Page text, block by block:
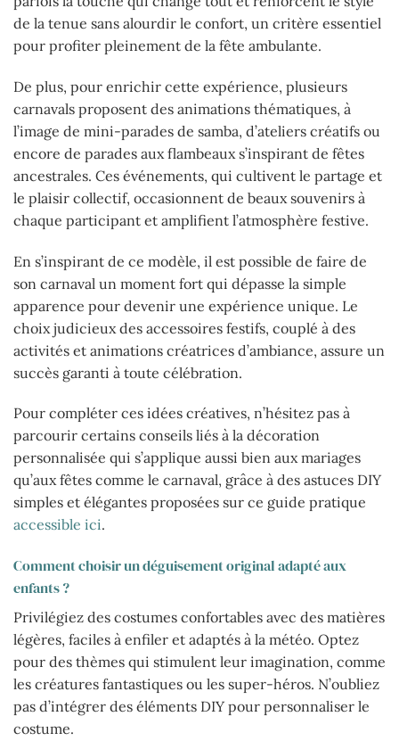
de la tenue sans alourdir le confort, un critère essentiel
pour profiter pleinement de la fête ambulante.
De plus, pour enrichir cette expérience, plusieurs
carnavals proposent des animations thématiques, à
l’image de mini-parades de samba, d’ateliers créatifs ou
encore de parades aux flambeaux s’inspirant de fêtes
ancestrales. Ces événements, qui cultivent le partage et
le plaisir collectif, occasionnent de beaux souvenirs à
chaque participant et amplifient l’atmosphère festive.
En s’inspirant de ce modèle, il est possible de faire de
son carnaval un moment fort qui dépasse la simple
apparence pour devenir une expérience unique. Le
choix judicieux des accessoires festifs, couplé à des
activités et animations créatrices d’ambiance, assure un
succès garanti à toute célébration.
Pour compléter ces idées créatives, n’hésitez pas à
parcourir certains conseils liés à la décoration
personnalisée qui s’applique aussi bien aux mariages
qu’aux fêtes comme le carnaval, grâce à des astuces DIY
simples et élégantes proposées sur ce guide pratique
accessible ici.
Comment choisir un déguisement original adapté aux
enfants ?
Privilégiez des costumes confortables avec des matières
légères, faciles à enfiler et adaptés à la météo. Optez
pour des thèmes qui stimulent leur imagination, comme
les créatures fantastiques ou les super-héros. N’oubliez
pas d’intégrer des éléments DIY pour personnaliser le
costume.